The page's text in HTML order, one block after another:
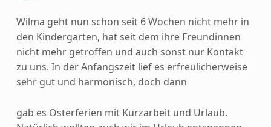
Wilma geht nun schon seit 6 Wochen nicht mehr in
den Kindergarten, hat seit dem ihre Freundinnen
nicht mehr getroffen und auch sonst nur Kontakt
zu uns. In der Anfangszeit lief es erfreulicherweise
sehr gut und harmonisch, doch dann
gab es Osterferien mit Kurzarbeit und Urlaub.